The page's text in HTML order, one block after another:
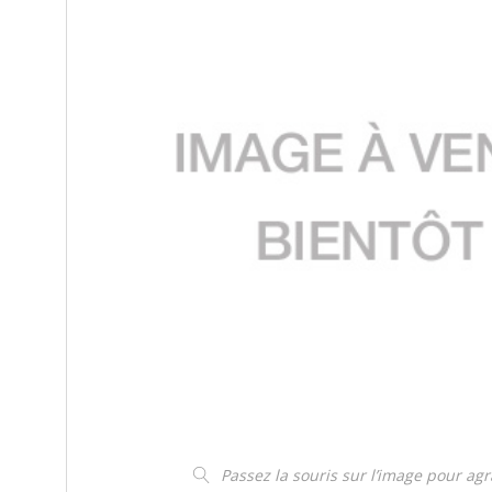
Passez la souris sur l’image pour